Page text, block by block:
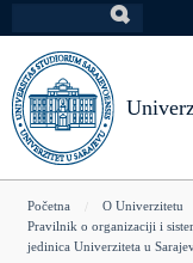
na
glavni
sadržaj
You
are
Početna O Univerzitetu
Pravilnik o organizaciji i
jedinica Univerziteta u